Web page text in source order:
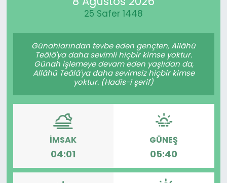
25 Safer 1448
Günahlarından tevbe eden gençten, Allâhü
Teâlâ'ya daha sevimli hiçbir kimse yoktur.
Günah işlemeye devam eden yaşlıdan da,
Allâhü Teâlâ'ya daha sevimsiz hiçbir kimse
yoktur. (Hadis-i şerif)
İMSAK
04:01
GÜNEŞ
05:40
Haber Arşivi